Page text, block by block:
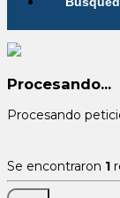
Procesando...
Procesando
Se encontraron 1